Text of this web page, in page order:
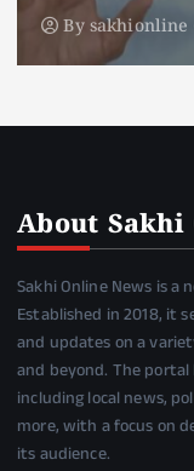
By sakhionline
About Sakhi
Sakhi Online News is a
Established in 2018, it
and updates on a
and beyond. The portal
including local news,
more, with a focus on
its audience.